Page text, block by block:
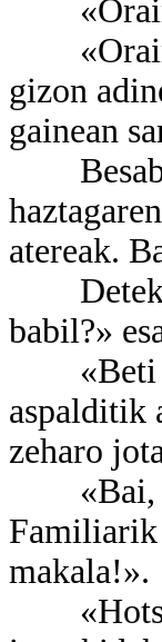
«Orain
«Orain
gizon
gainean
atereak.
babil?»
«Beti
aspalditik
zeharo
«Bai,
Familiarik
makala!».
«Hots,